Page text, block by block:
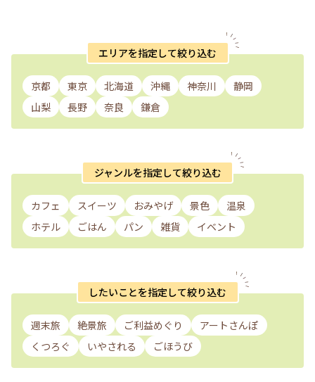
エリアを指定して絞り込む
京都 東京 北海道 沖縄 神奈川
静岡
山梨
長野 奈良 鎌倉
ジャンルを指定して絞り込む
カフェ スイーツ おみやげ 景色
温泉
ホテル
ごはん パン 雑貨 イベント
したいことを指定して絞り込む
週末旅 絶景旅 ご利益めぐり
アートさんぽ
くつろぐ
いやされる ごほうび